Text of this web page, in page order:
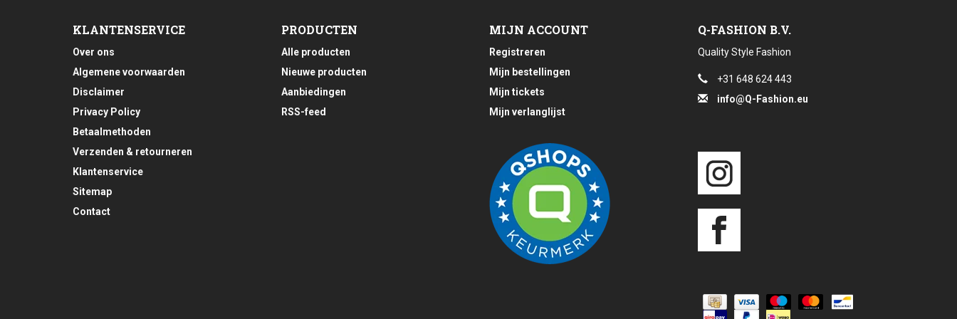
KLANTENSERVICE
Over ons
Algemene voorwaarden
Disclaimer
Privacy Policy
Betaalmethoden
Verzenden & retourneren
Klantenservice
Sitemap
Contact
PRODUCTEN
Alle producten
Nieuwe producten
Aanbiedingen
RSS-feed
MIJN ACCOUNT
Registreren
Mijn bestellingen
Mijn tickets
Mijn verlanglijst
Q-FASHION B.V.
Quality Style Fashion
+31 648 624 443
info@Q-Fashion.eu